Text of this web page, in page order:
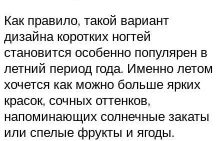
Как правило, такой вариант
дизайна коротких ногтей
становится особенно популярен в
летний период года. Именно летом
хочется как можно больше ярких
красок, сочных оттенков,
напоминающих солнечные закаты
или спелые фрукты и ягоды.